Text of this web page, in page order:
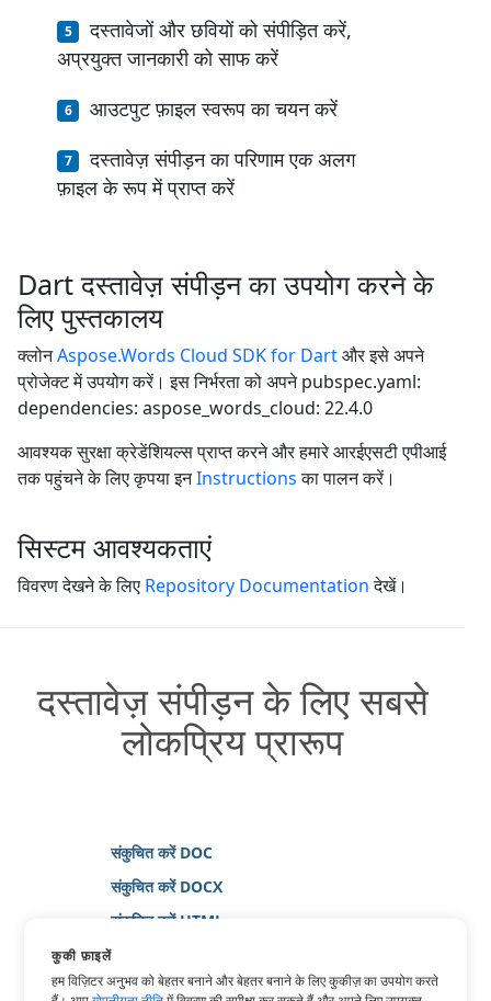
दस्तावेजों और छवियों को संपीड़ित करें,
अप्रयुक्त जानकारी को साफ करें
आउटपुट फ़ाइल स्वरूप का चयन करें
दस्तावेज़ संपीड़न का परिणाम एक अलग
फ़ाइल के रूप में प्राप्त करें
Dart दस्तावेज़ संपीड़न का उपयोग करने के
लिए पुस्तकालय
क्लोनAspose.Words Cloud SDK for Dartऔर इसे अपने
प्रोजेक्ट में उपयोग करें। इस निर्भरता को अपने pubspec.yaml:
dependencies: aspose_words_cloud: 22.4.0
आवश्यक सुरक्षा क्रेडेंशियल्स प्राप्त करने और हमारे आरईएसटी एपीआई
तक पहुंचने के लिए कृपया इनInstructionsका पालन करें।
सिस्टम आवश्यकताएं
विवरण देखने के लिए Repository Documentationदेखें।
दस्तावेज़ संपीड़न के लिए सबसे
लोकप्रिय प्रारूप
संकुचित करें DOC
संकुचित करें DOCX
संकुचित करें HTML
संकुचित करें JPG
संकुचित करें PDF
कुकी फ़ाइलें
हम विज़िटर अनुभव को बेहतर बनाने और बेहतर बनाने के लिए कुकीज़ का उपयोग करते